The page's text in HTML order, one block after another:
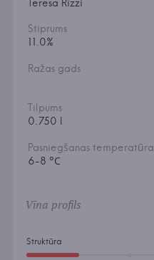
Teresa Rizzi
Stiprums
11.0%
Ražas gads
Tilpums
0.750 l
Pasniegšanas temperatūra
6-8 °С
Vīna profils
Struktūra